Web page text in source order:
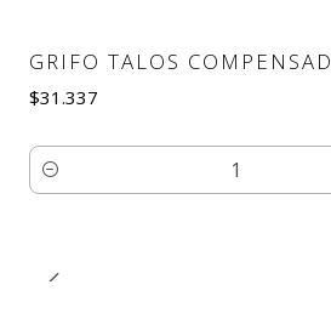
GRIFO TALOS
$31.337
Quantity